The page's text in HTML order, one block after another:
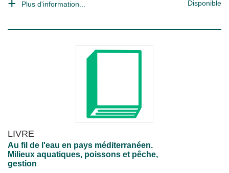
Plus d'information... Disponible
LIVRE
Au fil de l'eau en pays méditerranéen.
Milieux aquatiques, poissons et pêche,
gestion